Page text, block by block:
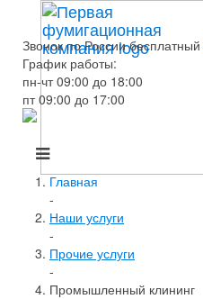
Звонок по России бесплатный
График работы:
пн-чт 09:00 до 18:00
пт 09:00 до 17:00
Главная
-
Наши услуги
-
Прочие услуги
-
Промышленный клининг